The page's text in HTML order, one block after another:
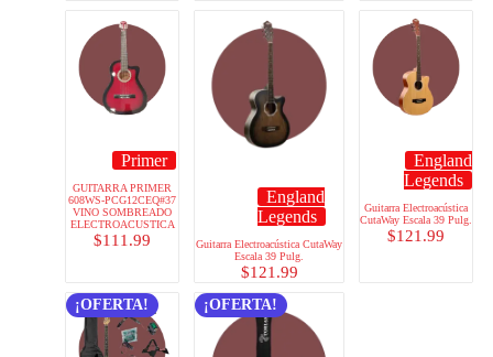
Primer
GUITARRA PRIMER
608WS-PCG12CEQ#37
VINO SOMBREADO
ELECTROACUSTICA
$111.99
England
Legends
Guitarra Electroacústica CutaWay
Escala 39 Pulg.
$121.99
England
Legends
Guitarra Electroacústica
CutaWay Escala 39 Pulg.
$121.99
¡OFERTA! ¡OFERTA!